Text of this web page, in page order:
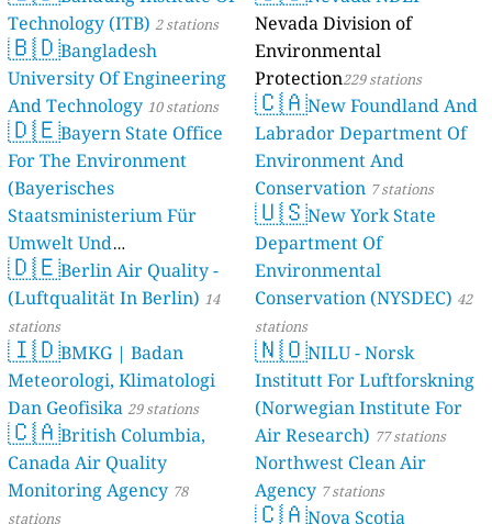
Technology (ITB) 2 stations
🇧🇩Bangladesh
University Of Engineering
And Technology 10 stations
🇩🇪Bayern State Office
For The Environment
(Bayerisches
Staatsministerium Für
Umwelt Und
Verbraucherschutz) - LfU
46 stations
🇩🇪Berlin Air Quality -
(Luftqualität In Berlin) 14
stations
🇮🇩BMKG | Badan
Meteorologi, Klimatologi
Dan Geofisika 29 stations
🇨🇦British Columbia,
Canada Air Quality
Monitoring Agency 78
stations
Nevada Division of
Environmental
Protection229 stations
🇨🇦New Foundland And
Labrador Department Of
Environment And
Conservation 7 stations
🇺🇸New York State
Department Of
Environmental
Conservation (NYSDEC) 42
stations
🇳🇴NILU - Norsk
Institutt For Luftforskning
(Norwegian Institute For
Air Research) 77 stations
Northwest Clean Air
Agency 7 stations
🇨🇦Nova Scotia